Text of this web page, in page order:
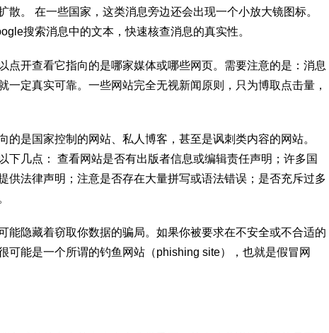
散。 在一些国家，这类消息旁边还会出现一个小放大镜图标。
搜索消息中的文本，快速核查消息的真实性。
点开查看它指向的是哪家媒体或哪些网页。需要注意的是：消息
一定真实可靠。一些网站完全无视新闻原则，只为博取点击量，
的是国家控制的网站、私人博客，甚至是讽刺类内容的网站。
下几点： 查看网站是否有出版者信息或编辑责任声明；许多国
供法律声明；注意是否存在大量拼写或语法错误；是否充斥过多
能隐藏着窃取你数据的骗局。如果你被要求在不安全或不合适的
可能是一个所谓的钓鱼网站（phishing site），也就是假冒网